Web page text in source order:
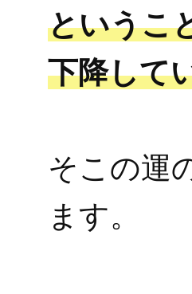
というこ
下降して
そこの運
ます。